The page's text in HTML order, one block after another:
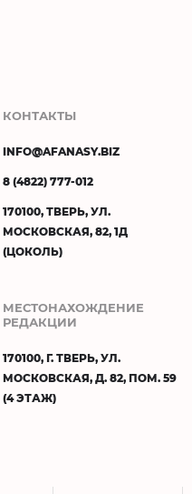
КОНТАКТЫ
INFO@AFANASY.BIZ
8 (4822) 777-012
170100, ТВЕРЬ, УЛ.
МОСКОВСКАЯ, 82, 1Д
(ЦОКОЛЬ)
МЕСТОНАХОЖДЕНИЕ
РЕДАКЦИИ
170100, Г. ТВЕРЬ, УЛ.
МОСКОВСКАЯ, Д. 82, ПОМ. 59
(4 ЭТАЖ)